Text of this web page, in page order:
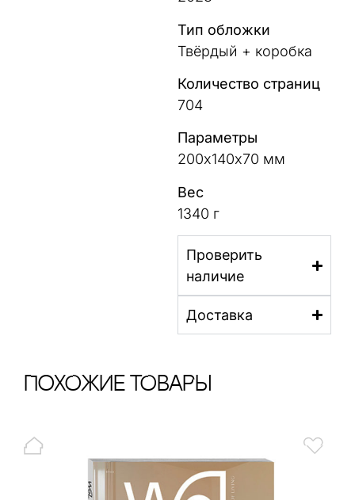
Тип обложки
Твёрдый + коробка
Количество страниц
704
Параметры
200х140х70 мм
Вес
1340 г
Проверить
наличие
Доставка
ПохОжИе тОваРы